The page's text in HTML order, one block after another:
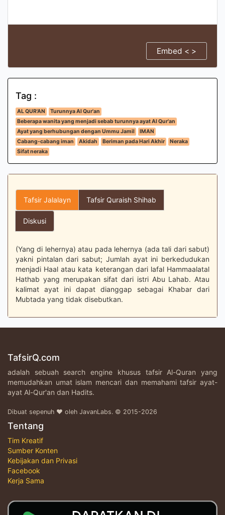
Embed < >
Tag :
AL QUR'AN
Turunnya Al Qur'an
Beberapa wanita yang menjadi sebab turunnya ayat Al Qur'an
Ayat yang berhubungan dengan Ummu Jamil
IMAN
Cabang-cabang iman
Akidah Beriman pada Hari Akhir
Neraka
Sifat neraka
Tafsir Jalalayn Tafsir Quraish Shihab
Diskusi
(Yang di lehernya) atau pada lehernya (ada tali dari sabut)
yakni pintalan dari sabut; Jumlah ayat ini berkedudukan
menjadi Haal atau kata keterangan dari lafal Hammaalatal
Hathab yang merupakan sifat dari istri Abu Lahab. Atau
kalimat ayat ini dapat dianggap sebagai Khabar dari
Mubtada yang tidak disebutkan.
TafsirQ.com
adalah sebuah search engine khusus tafsir Al-Quran yang
memudahkan umat islam mencari dan memahami tafsir ayat-
ayat Al-Qur'an dan Hadits.
Dibuat sepenuh ♥ oleh JavanLabs. © 2015-2026
Tentang
Tim Kreatif
Sumber Konten
Kebijakan dan Privasi
Facebook
Kerja Sama